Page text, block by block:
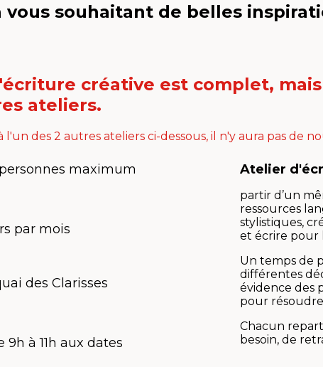
vous souhaitant de belles
créative est complet,
ateliers.
l'un des 2 autres ateliers ci-dessous, il n'y aura pas de
maximum
par mois
des Clarisses
9h à 11h aux dates
Atelier
partir d’un
ressources
stylistiques,
et écrire pour
Un temps de
différentes
évidence des
pour
Chacun
besoin, de